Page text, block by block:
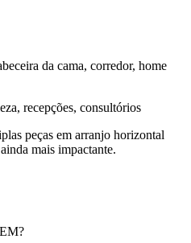
da cama, corredor, home
recepções, consultórios
peças em arranjo horizontal
mais impactante.